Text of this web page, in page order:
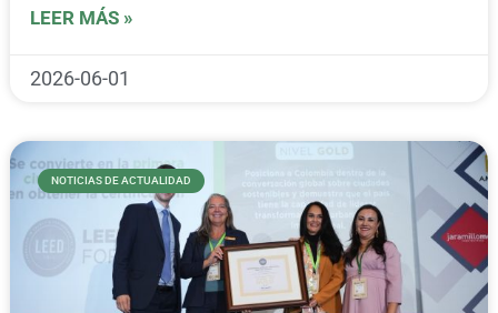
LEER MÁS »
2026-06-01
NOTICIAS DE ACTUALIDAD